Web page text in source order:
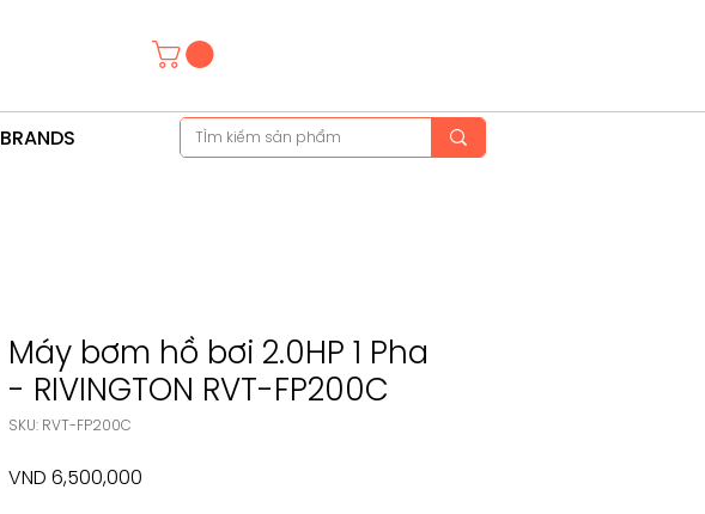
BRANDS
Máy bơm hồ bơi 2.0HP 1 Pha
- RIVINGTON RVT-FP200C
SKU: RVT-FP200C
VND 6,500,000